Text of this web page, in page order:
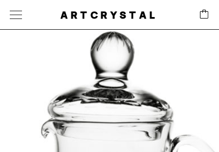
ARTCRYSTAL